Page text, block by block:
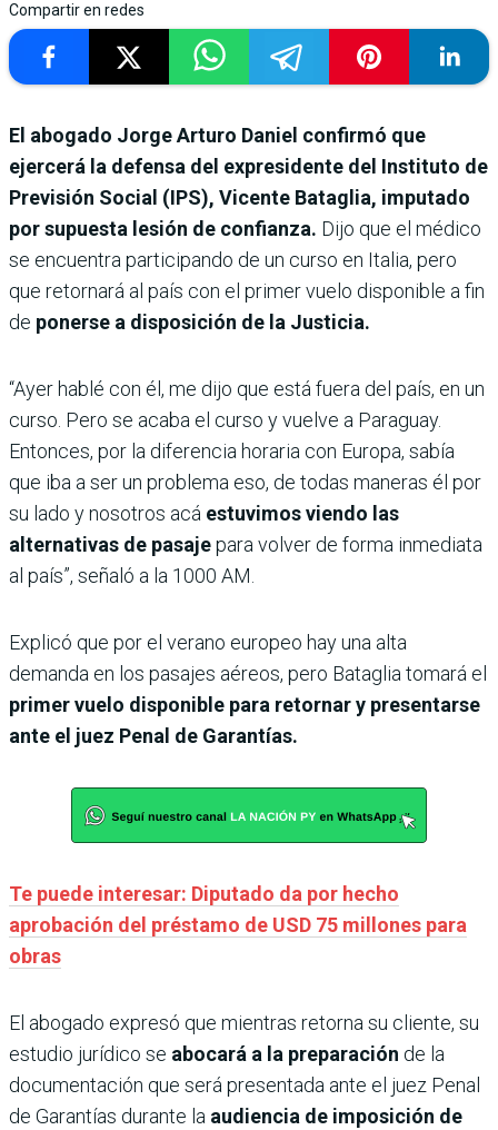
Compartir en redes
El abogado Jorge Arturo Daniel confirmó que
ejercerá la defensa del expresidente del Instituto de
Previsión Social (IPS), Vicente Bataglia, imputado
por supuesta lesión de confianza. Dijo que el médico
se encuentra participando de un curso en Italia, pero
que retornará al país con el primer vuelo disponible a fin
de ponerse a disposición de la Justicia.
“Ayer hablé con él, me dijo que está fuera del país, en un
curso. Pero se acaba el curso y vuelve a Paraguay.
Entonces, por la diferencia horaria con Europa, sabía
que iba a ser un problema eso, de todas maneras él por
su lado y nosotros acá estuvimos viendo las
alternativas de pasajepara volver de forma inmediata
al país”, señaló a la 1000 AM.
Explicó que por el verano europeo hay una alta
demanda en los pasajes aéreos, pero Bataglia tomará el
primer vuelo disponible para retornar y presentarse
ante el juez Penal de Garantías.
Te puede interesar: Diputado da por hecho
aprobación del préstamo de USD 75 millones para
obras
El abogado expresó que mientras retorna su cliente, su
estudio jurídico se abocará a la preparación de la
documentación que será presentada ante el juez Penal
de Garantías durante la audiencia de imposición de